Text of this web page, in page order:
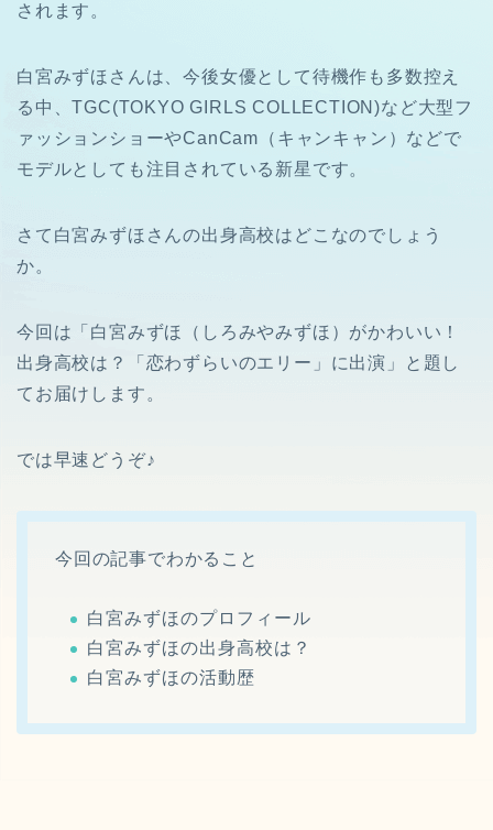
されます。
白宮みずほさんは、今後女優として待機作も多数控え
る中、TGC(TOKYO GIRLS COLLECTION)など大型フ
ァッションショーやCanCam（キャンキャン）などで
モデルとしても注目されている新星です。
さて白宮みずほさんの出身高校はどこなのでしょう
か。
今回は「白宮みずほ（しろみやみずほ）がかわいい！
出身高校は？「恋わずらいのエリー」に出演」と題し
てお届けします。
では早速どうぞ♪
今回の記事でわかること
白宮みずほのプロフィール
白宮みずほの出身高校は？
白宮みずほの活動歴